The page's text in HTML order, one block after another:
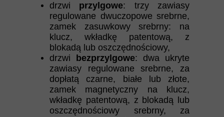
drzwi przylgowe: trzy zawiasy
regulowane dwuczopowe srebrne,
zamek zasuwkowy srebrny: na
klucz, wkładkę patentową, z
blokadą lub oszczędnościowy,
drzwi
bezprzylgowe: dwa ukryte
zawiasy regulowane srebrne, za
dopłatą czarne, białe lub złote,
zamek magnetyczny na klucz,
wkładkę patentową, z blokadą lub
oszczędnościowy srebrny, za